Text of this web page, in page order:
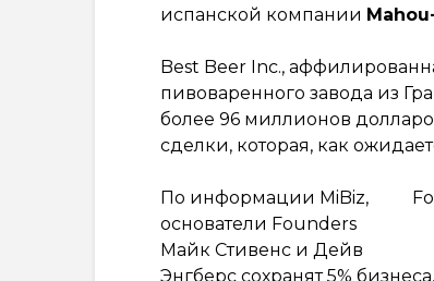
испанской компании
Best Beer Inc.,
пивоваренного завода из
более 96 миллионов
сделки, которая, как
По информации MiBiz,
основатели Founders
Майк Стивенс и Дейв
Энгберс сохранят 5%